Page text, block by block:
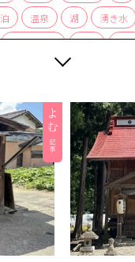
温泉 湖 湧き水
無人販売所 着物 神社
編み組み細工
産協会 豆腐 赤カボ
重要文化財 野菜 釣り
幻峡 霧幻峡の渡し 風景